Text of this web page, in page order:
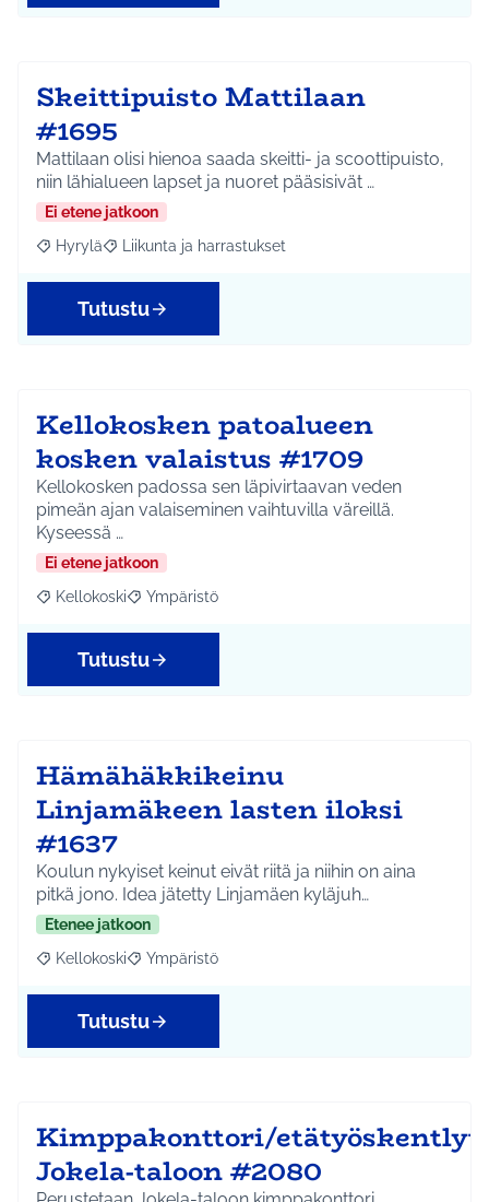
Skeittipuisto Mattilaan
#1695
Mattilaan olisi hienoa saada skeitti- ja scoottipuisto,
niin lähialueen lapset ja nuoret pääsisivät …
Ei etene jatkoon
Rajaa tulokset aihepiirin mukaan: Hyrylä
Hyrylä Rajaa tulokset teeman mukaan: Liikunta ja
Liikunta ja harrastukset
Tutustu
Kellokosken patoalueen
kosken valaistus #1709
Kellokosken padossa sen läpivirtaavan veden
pimeän ajan valaiseminen vaihtuvilla väreillä.
Kyseessä …
Ei etene jatkoon
Rajaa tulokset aihepiirin mukaan: Kellokoski
Kellokoski Rajaa tulokset teeman mukaan: Ympäristö
Ympäristö
Tutustu
Hämähäkkikeinu
Linjamäkeen lasten iloksi
#1637
Koulun nykyiset keinut eivät riitä ja niihin on aina
pitkä jono. Idea jätetty Linjamäen kyläjuh…
Etenee jatkoon
Rajaa tulokset aihepiirin mukaan: Kellokoski
Kellokoski Rajaa tulokset teeman mukaan: Ympäristö
Ympäristö
Tutustu
Kimppakonttori/
Jokela-taloon #2080